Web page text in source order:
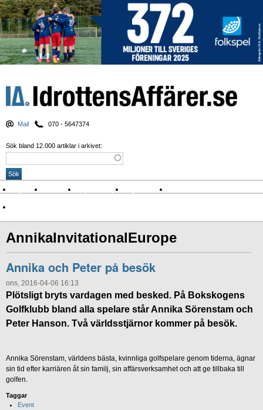
Mail 070 - 5647374
Sök bland 12.000 artiklar i arkivet:
Nyheter Krönikor Sport & spel Nyhetsbrev
AnnikaInvitationalEurope
Annika och Peter på besök
ons, 2016-04-06 16:13
Plötsligt bryts vardagen med besked. På Bokskogens
Golfklubb bland alla spelare står Annika Sörenstam och
Peter Hanson. Två världsstjärnor kommer på besök.
Annika Sörenstam, världens bästa, kvinnliga golfspelare genom tiderna, ägnar
sin tid efter karriären åt sin familj, sin affärsverksamhet och att ge tillbaka till
golfen.
Taggar
Event